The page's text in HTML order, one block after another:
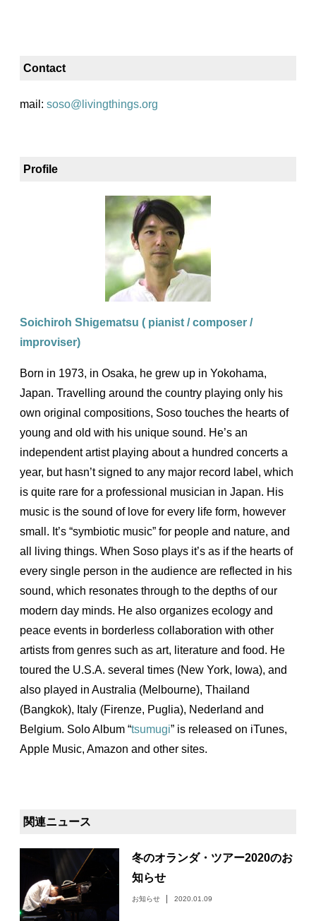
Contact
mail: soso@livingthings.org
Profile
Soichiroh Shigematsu ( pianist / composer /
improviser)
Born in 1973, in Osaka, he grew up in Yokohama,
Japan. Travelling around the country playing only his
own original compositions, Soso touches the hearts of
young and old with his unique sound. He’s an
independent artist playing about a hundred concerts a
year, but hasn’t signed to any major record label, which
is quite rare for a professional musician in Japan. His
music is the sound of love for every life form, however
small. It’s “symbiotic music” for people and nature, and
all living things. When Soso plays it’s as if the hearts of
every single person in the audience are reflected in his
sound, which resonates through to the depths of our
modern day minds. He also organizes ecology and
peace events in borderless collaboration with other
artists from genres such as art, literature and food. He
toured the U.S.A. several times (New York, Iowa), and
also played in Australia (Melbourne), Thailand
(Bangkok), Italy (Firenze, Puglia), Nederland and
Belgium. Solo Album “tsumugi” is released on iTunes,
Apple Music, Amazon and other sites.
関連ニュース
冬のオランダ・ツアー2020のお
知らせ
お知らせ 2020.01.09